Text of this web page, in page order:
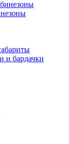
и бардачки